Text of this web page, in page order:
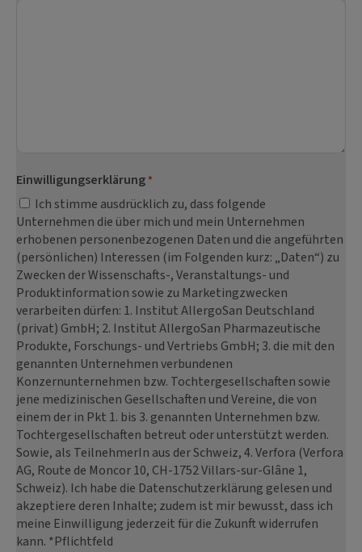
Einwilligungserklärung *
Ich stimme ausdrücklich zu, dass folgende
Unternehmen die über mich und mein Unternehmen
erhobenen personenbezogenen Daten und die angeführten
(persönlichen) Interessen (im Folgenden kurz: „Daten“) zu
Zwecken der Wissenschafts-, Veranstaltungs- und
Produktinformation sowie zu Marketingzwecken
verarbeiten dürfen: 1. Institut AllergoSan Deutschland
(privat) GmbH; 2. Institut AllergoSan Pharmazeutische
Produkte, Forschungs- und Vertriebs GmbH; 3. die mit den
genannten Unternehmen verbundenen
Konzernunternehmen bzw. Tochtergesellschaften sowie
jene medizinischen Gesellschaften und Vereine, die von
einem der in Pkt 1. bis 3. genannten Unternehmen bzw.
Tochtergesellschaften betreut oder unterstützt werden.
Sowie, als TeilnehmerIn aus der Schweiz, 4. Verfora (Verfora
AG, Route de Moncor 10, CH-1752 Villars-sur-Glâne 1,
Schweiz). Ich habe die Datenschutzerklärung gelesen und
akzeptiere deren Inhalte; zudem ist mir bewusst, dass ich
meine Einwilligung jederzeit für die Zukunft widerrufen
kann. *Pflichtfeld